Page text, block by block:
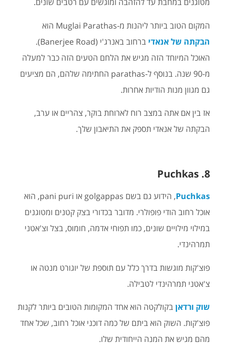
המקום הטוב ביותר ליהנות מ-Muglai Parathas הוא
הבקתה של אנאדי
ברחוב באנרג'י (Banerjee Road).
האוכל המיוחד הזה מגיש את הלחם הטעים הזה כבר למעלה
מ-90 שנה. בנוסף ל-parathas החתימה שלהם, הם מציעים
גם מגוון מנות הודיות אחרות.
אז בין אם אתה במצב רוח לארוחת בוקר, צהריים או ערב,
הבקתה של אנאדי תספק את התיאבון שלך.
8. Puchkas
Puchkas
, הידוע גם בשם golgappas או pani puri, הוא
אוכל רחוב הודי פופולרי. מדובר בכדורי בצק קטנים ומטוגנים
במילוי מילויים שונים, כמו תפוחי אדמה, חומוס, בצל וצ'אטני
תמרהינדי.
פוצ'קות מוגשות בדרך כלל עם תוספת של יוגורט מנטה או
צ'אטני תמרהינדי לטבילה.
שוק ורדאןבקולקטה הוא אחד המקומות הטובים ביותר לקנות
פוצ'קות. השוק הוא ביתם של כמה דוכני אוכל רחוב, שכל אחד
מהם מגיש את המנה הייחודית שלו.